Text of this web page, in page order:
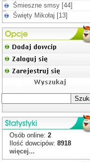
Śmieszne smsy [44]
Święty Mikołaj [13]
Osób online: 2
Ilość dowcipów: 8918
więcej...